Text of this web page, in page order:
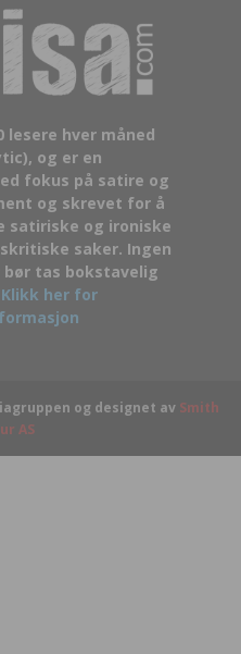
lesere hver måned
og er en
fokus på satire og
og skrevet for å
satiriske og ironiske
saker. Ingen
bør tas bokstavelig
Klikk her for
og designet av Smith
AS